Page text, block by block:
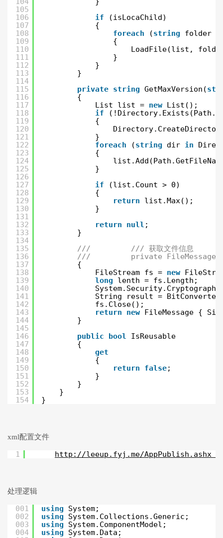
105
106
107
108
109
110
111
112
113
114
115
116
117
118
119
120
121
122
123
124
125
126
127
128
129
130
131
132
133
134
135
136
137
138
139
140
141
142
143
144
145
146
147
148
149
150
151
152
153
154
if
(isLocaChild)
{
foreach
(string folder
{
LoadFile(list,
}
}
}
private string GetMaxVersion(
{
List list = new List();
if
{
}
foreach
(string dir in
{
}
if
(list.Count > 0)
{
return
list.Max();
}
return
null ;
}
///         /// 获取文件信息
///         private
{
FileStream fs = new
long
lenth = fs.Length;
String result =
fs.Close();
return
new FileMessage {
}
public
bool
IsReusable
{
get
{
return
false;
}
}
}
}
xml配置文件
1 http://leeup.fyj.me/AppPublish.ashx
处理逻辑
001
002
003
004
using
System;
using
System.Collections.Generic;
using
System.ComponentModel;
using
System.Data;